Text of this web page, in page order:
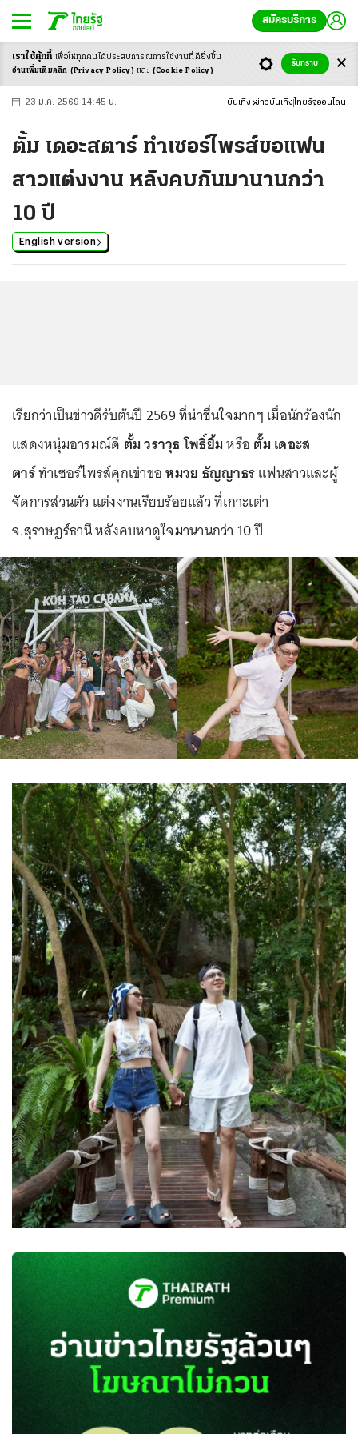
สมัครบริการ
-ก ก ก+
23 ม.ค. 2569 14:45 น. บันเทิง ข่าวบันเทิง ไทยรัฐออนไลน์
ตั้ม เดอะสตาร์ ทำเซอร์ไพรส์ขอแฟน
สาวแต่งงาน หลังคบกันมานานกว่า
10 ปี
English version
เรียกว่าเป็นข่าวดีรับต้นปี 2569 ที่น่าชื่นใจมากๆ เมื่อนักร้องนัก
แสดงหนุ่มอารมณ์ดี ตั้ม วราวุธ โพธิ์ยิ้มหรือ ตั้ม เดอะส
ตาร์ทำเซอร์ไพรส์คุกเข่าขอหมวย ธัญญาธรแฟนสาวและผู้
จัดการส่วนตัว แต่งงานเรียบร้อยแล้ว ที่เกาะเต่า
จ.สุราษฎร์ธานี หลังคบหาดูใจมานานกว่า 10 ปี
เราใช้คุ้กกี้ เพื่อให้ทุกคนได้ประสบการณ์การใช้งานที่ดียิ่งขึ้น
อ่านเพิ่มเติมคลิก (Privacy Policy) และ (Cookie Policy)
รับทราบ